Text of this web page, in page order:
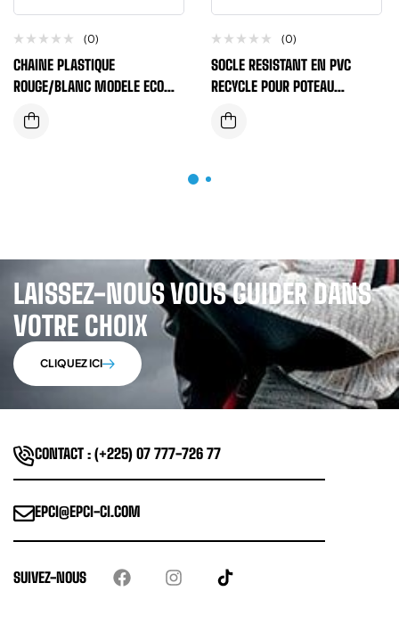
(0)
CHAINE PLASTIQUE
ROUGE/BLANC MODELE ECO
N°8 LONGUEUR 25 METRES
(0)
SOCLE RESISTANT EN PVC
RECYCLE POUR POTEAU
SUPPORT ET CHAINE
LAISSEZ-NOUS VOUS GUIDER DANS
VOTRE CHOIX
CLIQUEZ ICI
CONTACT : (+225) 07 777-726 77
EPCI@EPCI-CI.COM
SUIVEZ-NOUS